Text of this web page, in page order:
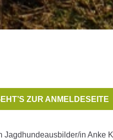
ZUR ANMELDESEITE
in Anke